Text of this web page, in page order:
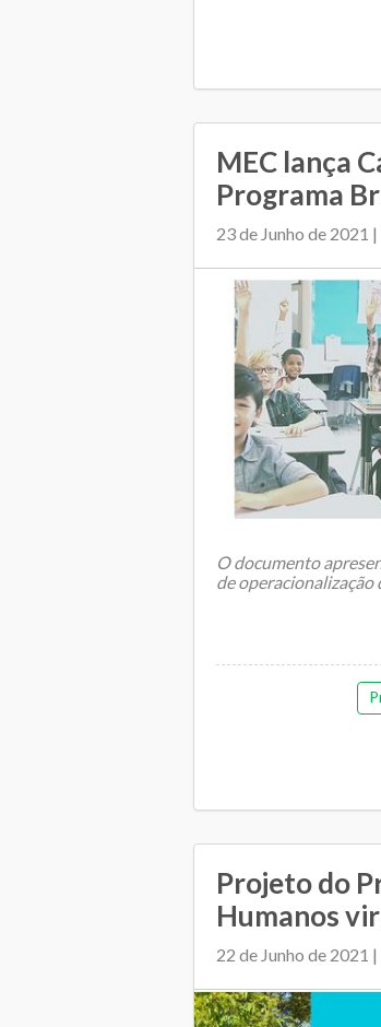
MEC lança
Programa
23 de Junho de 2021
O documento
de operacionalização
A Secretaria de
Projeto do
Humanos
22 de Junho de 2021